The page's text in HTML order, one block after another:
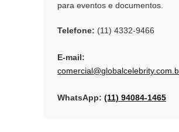
para eventos e documentos.
Telefone: (11) 4332-9466
E-mail:
WhatsApp: (11) 94084-1465